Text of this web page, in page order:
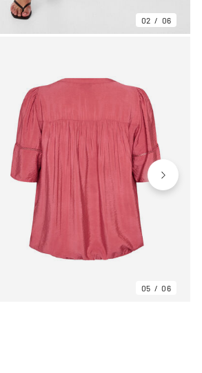
02 06
05 06